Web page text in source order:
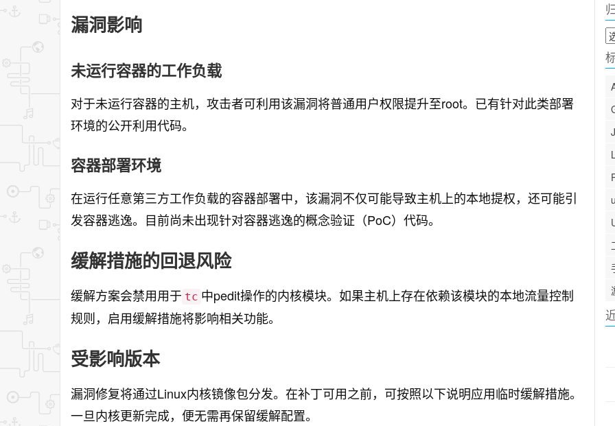
漏洞影响
未运行容器的工作负载
对于未运行容器的主机，攻击者可利用该漏洞将普通用户权限提升至root。已有针对此类部署
环境的公开利用代码。
容器部署环境
在运行任意第三方工作负载的容器部署中，该漏洞不仅可能导致主机上的本地提权，还可能引
发容器逃逸。目前尚未出现针对容器逃逸的概念验证（PoC）代码。
缓解措施的回退风险
缓解方案会禁用用于 tc 中pedit操作的内核模块。如果主机上存在依赖该模块的本地流量控制
规则，启用缓解措施将影响相关功能。
受影响版本
漏洞修复将通过Linux内核镜像包分发。在补丁可用之前，可按照以下说明应用临时缓解措施。
一旦内核更新完成，便无需再保留缓解配置。
归
档